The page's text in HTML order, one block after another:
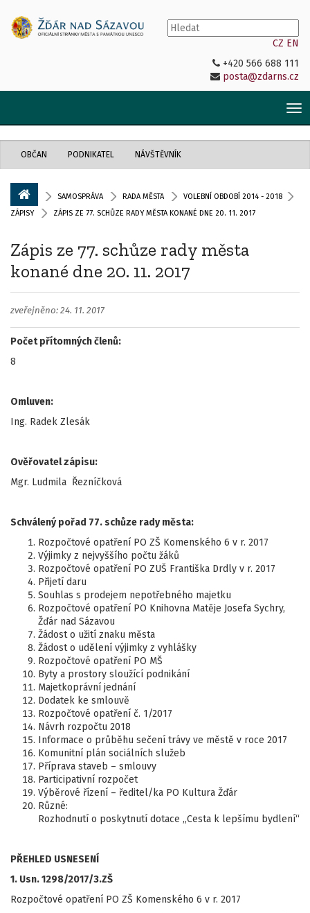
CZ EN
+420 566 688 111
posta@zdarns.cz
OBČAN PODNIKATEL NÁVŠTĚVNÍK
SAMOSPRÁVA RADA MĚSTA
VOLEBNÍ OBDOBÍ 2014 - 2018
ZÁPISY
ZÁPIS ZE 77. SCHŮZE RADY MĚSTA KONANÉ DNE 20. 11. 2017
Zápis ze 77. schůze rady města
konané dne 20. 11. 2017
zveřejněno: 24. 11. 2017
Počet přítomných členů:
8
Omluven:
Ing. Radek Zlesák
Ověřovatel zápisu:
Mgr. Ludmila Řezníčková
Schválený pořad 77. schůze rady města:
Rozpočtové opatření PO ZŠ Komenského 6 v r. 2017
Výjimky z nejvyššího počtu žáků
Rozpočtové opatření PO ZUŠ Františka Drdly v r. 2017
Přijetí daru
Souhlas s prodejem nepotřebného majetku
Rozpočtové opatření PO Knihovna Matěje Josefa Sychry,
Žďár nad Sázavou
Žádost o užití znaku města
Žádost o udělení výjimky z vyhlášky
Rozpočtové opatření PO MŠ
Byty a prostory sloužící podnikání
Majetkoprávní jednání
Dodatek ke smlouvě
Rozpočtové opatření č. 1/2017
Návrh rozpočtu 2018
Informace o průběhu sečení trávy ve městě v roce 2017
Komunitní plán sociálních služeb
Příprava staveb – smlouvy
Participativní rozpočet
Výběrové řízení – ředitel/ka PO Kultura Žďár
Různé:
Rozhodnutí o poskytnutí dotace „Cesta k lepšímu bydlení“
PŘEHLED USNESENÍ
1. Usn. 1298/2017/3.ZŠ
Rozpočtové opatření PO ZŠ Komenského 6 v r. 2017